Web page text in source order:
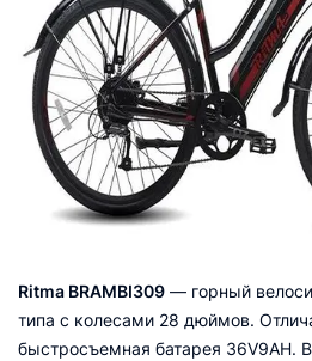
Ritma BRAMBI309 — горный
типа с колесами 28 дюймов.
быстросъемная батарея 36V9AH.